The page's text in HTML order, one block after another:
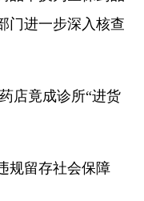
门进一步深入核查
竟成诊所“进货
留存社会保障